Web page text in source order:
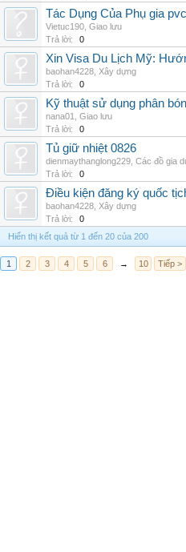
Tác Dụng Của Phụ gia
Vietuc190 Giao lưu
Trả lời:
0
Xin Visa Du Lịch Mỹ:
baohan4228 Xây dựng
Trả lời:
0
Kỹ thuật sử dụng phân
nana01
Giao lưu
Trả lời:
0
Tủ giữ nhiệt 0826
dienmaythanglong229 Các đồ gia
Trả lời:
0
Điều kiện đăng ký quốc
baohan4228 Xây dựng
Trả lời:
0
Hiển thị kết quả từ 1 đến 20 của 200
1 2 3 4 5 6 → 10 Tiếp >